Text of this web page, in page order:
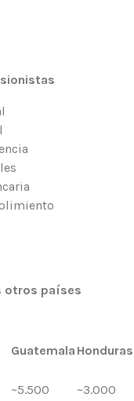
otros países
Guatemala Honduras
~5.500 ~3.000